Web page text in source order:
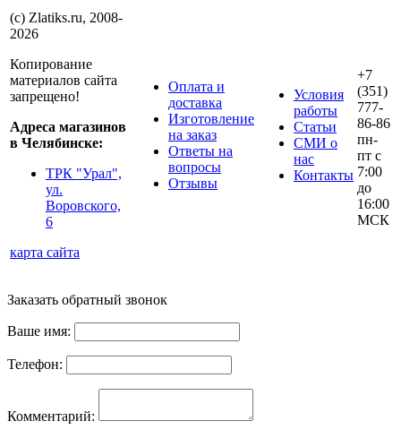
(с) Zlatiks.ru, 2008-
2026
Копирование
материалов сайта
запрещено!
Адреса магазинов
в Челябинске:
ТРК "Урал",
ул.
Воровского,
6
карта сайта
Оплата и
доставка
Изготовление
на заказ
Ответы на
вопросы
Отзывы
Условия
работы
Статьи
СМИ о
нас
Контакты
+7
(351)
777-
86-86
пн-
пт с
7:00
до
16:00
МСК
Заказать обратный звонок
Ваше имя:
Телефон:
Комментарий: